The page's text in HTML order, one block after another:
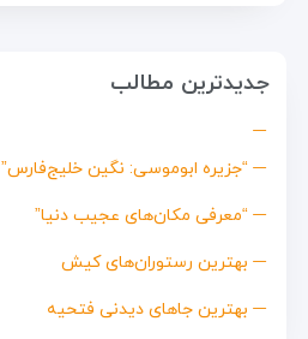
جدیدترین مطالب
“جزیره ابوموسی: نگین خلیج‌فارس”
“معرفی مکان‌های عجیب دنیا”
بهترین رستوران‌های کیش
بهترین جاهای دیدنی فتحیه